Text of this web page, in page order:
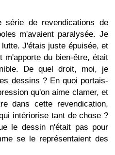
série de revendications de
m'avaient paralysée. Je
J'étais juste épuisée, et
m'apporte du bien-être, était
De quel droit, moi, je
dessins ? En quoi portais-
qu'on aime clamer, et
dans cette revendication,
intériorise tant de chose ?
le dessin n'était pas pour
se le représentaient des